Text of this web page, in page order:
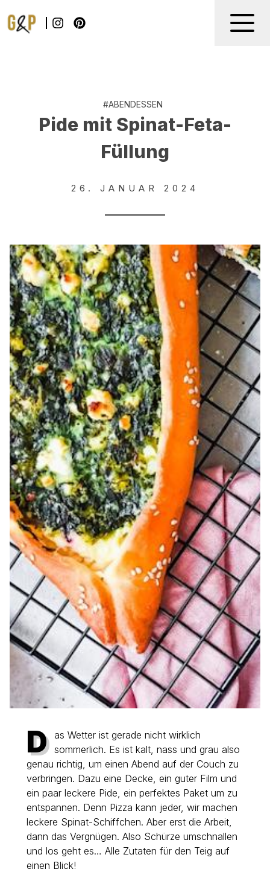
#ABENDESSEN
Pide mit Spinat-Feta-
Füllung
26. JANUAR 2024
D as Wetter ist gerade nicht wirklich
sommerlich. Es ist kalt, nass und grau also
genau richtig, um einen Abend auf der Couch zu
verbringen. Dazu eine Decke, ein guter Film und
ein paar leckere Pide, ein perfektes Paket um zu
entspannen. Denn Pizza kann jeder, wir machen
leckere Spinat-Schiffchen. Aber erst die Arbeit,
dann das Vergnügen. Also Schürze umschnallen
und los geht es… Alle Zutaten für den Teig auf
einen Blick!